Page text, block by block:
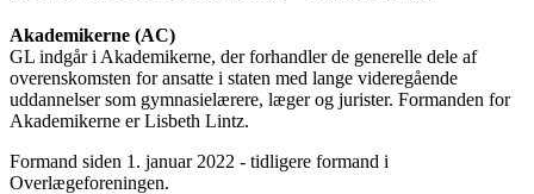
Akademikerne (AC)
GL indgår i Akademikerne, der forhandler de generelle dele af
overenskomsten for ansatte i staten med lange videregående
uddannelser som gymnasielærere, læger og ­jurister. Formanden for
Akademikerne er Lisbeth Lintz.
Formand siden 1. januar 2022 - tidligere formand i
Overlægeforeningen.